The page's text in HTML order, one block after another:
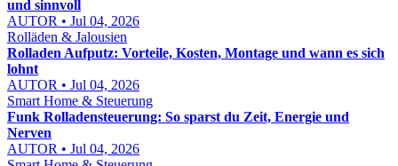
und sinnvoll
AUTOR • Jul 04, 2026
Rolläden & Jalousien
Rolladen Aufputz: Vorteile, Kosten, Montage und wann es sich
lohnt
AUTOR • Jul 04, 2026
Smart Home & Steuerung
Funk Rolladensteuerung: So sparst du Zeit, Energie und
Nerven
AUTOR • Jul 04, 2026